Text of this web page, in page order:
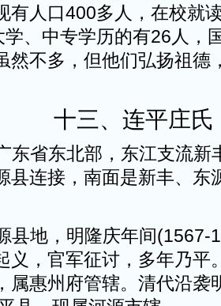
有人口400多人，在校就
、中专学历的有26人，
然不多，但他们弘扬祖德
十三、连平庄氏
省东北部，东江支流新
县连接，南面是新丰、东
地，明隆庆年间(1567-
义，官军征讨，多年乃平
属惠州府管辖。清代沿袭